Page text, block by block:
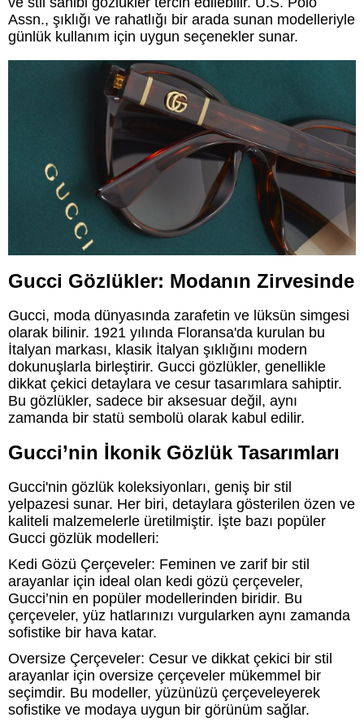
Assn., şıklığı ve rahatlığı bir arada sunan modelleriyle
günlük kullanım için uygun seçenekler sunar.
Gucci Gözlükler: Modanın Zirvesinde
Gucci, moda dünyasında zarafetin ve lüksün simgesi
olarak bilinir. 1921 yılında Floransa'da kurulan bu
İtalyan markası, klasik İtalyan şıklığını modern
dokunuşlarla birleştirir. Gucci gözlükler, genellikle
dikkat çekici detaylara ve cesur tasarımlara sahiptir.
Bu gözlükler, sadece bir aksesuar değil, aynı
zamanda bir statü sembolü olarak kabul edilir.
Gucci’nin İkonik Gözlük Tasarımları
Gucci'nin gözlük koleksiyonları, geniş bir stil
yelpazesi sunar. Her biri, detaylara gösterilen özen ve
kaliteli malzemelerle üretilmiştir. İşte bazı popüler
Gucci gözlük modelleri:
Kedi Gözü Çerçeveler: Feminen ve zarif bir stil
arayanlar için ideal olan kedi gözü çerçeveler,
Gucci’nin en popüler modellerinden biridir. Bu
çerçeveler, yüz hatlarınızı vurgularken aynı zamanda
sofistike bir hava katar.
Oversize Çerçeveler: Cesur ve dikkat çekici bir stil
arayanlar için oversize çerçeveler mükemmel bir
seçimdir. Bu modeller, yüzünüzü çerçeveleyerek
sofistike ve modaya uygun bir görünüm sağlar.